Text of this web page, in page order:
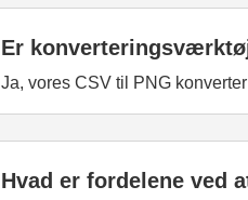
Er
Ja, vores CSV til PNG
Hvad er fordelene ved